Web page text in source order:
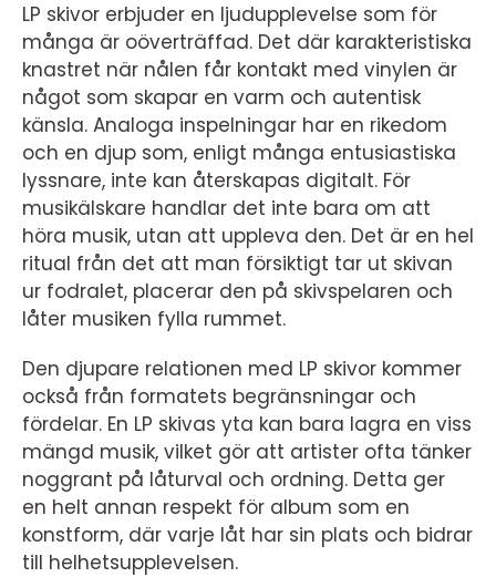
LP skivor erbjuder en ljudupplevelse som för
många är oöverträffad. Det där karakteristiska
knastret när nålen får kontakt med vinylen är
något som skapar en varm och autentisk
känsla. Analoga inspelningar har en rikedom
och en djup som, enligt många entusiastiska
lyssnare, inte kan återskapas digitalt. För
musikälskare handlar det inte bara om att
höra musik, utan att uppleva den. Det är en hel
ritual från det att man försiktigt tar ut skivan
ur fodralet, placerar den på skivspelaren och
låter musiken fylla rummet.
Den djupare relationen med LP skivor kommer
också från formatets begränsningar och
fördelar. En LP skivas yta kan bara lagra en viss
mängd musik, vilket gör att artister ofta tänker
noggrant på låturval och ordning. Detta ger
en helt annan respekt för album som en
konstform, där varje låt har sin plats och bidrar
till helhetsupplevelsen.